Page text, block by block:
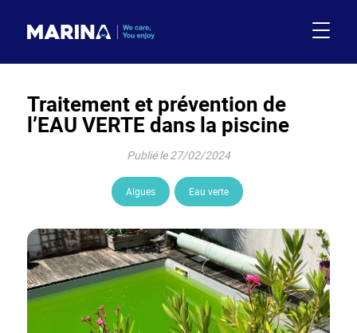
Traitement et prévention de
l’EAU VERTE dans la piscine
Publié le 27/02/2024
Algues Eau verte